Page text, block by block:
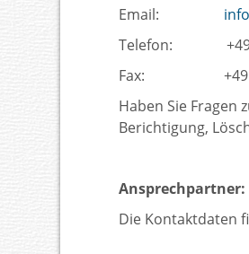
Email:
Telefon: +49
Fax: +49
Haben Sie Fragen
Berichtigung,
Die Kontaktdaten